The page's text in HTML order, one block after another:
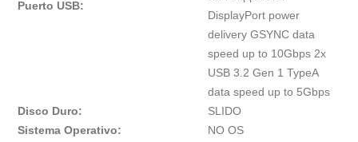
Puerto USB:
DisplayPort power
delivery GSYNC data
speed up to 10Gbps 2x
USB 3.2 Gen 1 TypeA
data speed up to 5Gbps
Disco Duro:
SLIDO
Sistema Operativo:
NO OS